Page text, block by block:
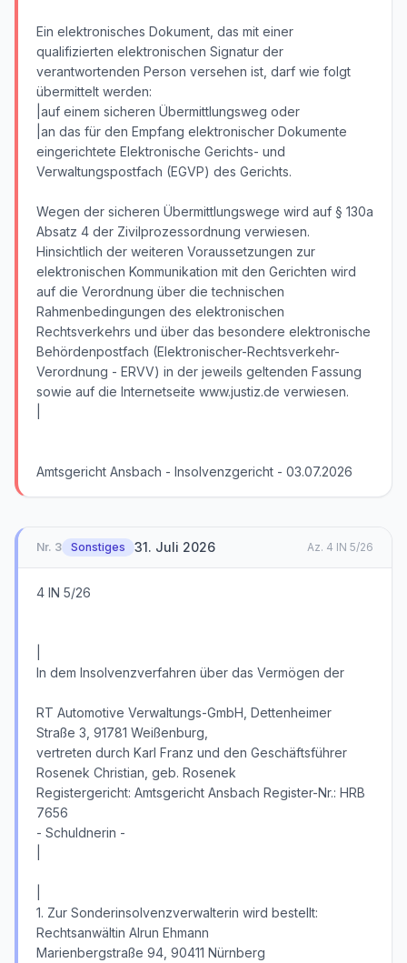
Ein elektronisches Dokument, das mit einer
qualifizierten elektronischen Signatur der
verantwortenden Person versehen ist, darf wie folgt
übermittelt werden:
|auf einem sicheren Übermittlungsweg oder
|an das für den Empfang elektronischer Dokumente
eingerichtete Elektronische Gerichts- und
Verwaltungspostfach (EGVP) des Gerichts.
Wegen der sicheren Übermittlungswege wird auf § 130a
Absatz 4 der Zivilprozessordnung verwiesen.
Hinsichtlich der weiteren Voraussetzungen zur
elektronischen Kommunikation mit den Gerichten wird
auf die Verordnung über die technischen
Rahmenbedingungen des elektronischen
Rechtsverkehrs und über das besondere elektronische
Behördenpostfach (Elektronischer-Rechtsverkehr-
Verordnung - ERVV) in der jeweils geltenden Fassung
sowie auf die Internetseite www.justiz.de verwiesen.
Amtsgericht Ansbach - Insolvenzgericht - 03.07.2026
Nr. 3 Sonstiges 31. Juli 2026 Az. 4 IN 5/26
4 IN 5/26
In dem Insolvenzverfahren über das Vermögen der
RT Automotive Verwaltungs-GmbH, Dettenheimer
Straße 3, 91781 Weißenburg,
vertreten durch Karl Franz und den Geschäftsführer
Rosenek Christian, geb. Rosenek
Registergericht: Amtsgericht Ansbach Register-Nr.: HRB
7656
- Schuldnerin -
1. Zur Sonderinsolvenzverwalterin wird bestellt:
Rechtsanwältin Alrun Ehmann
Marienbergstraße 94, 90411 Nürnberg